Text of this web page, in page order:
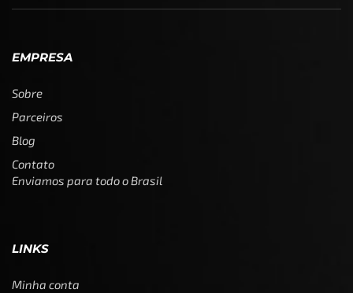
EMPRESA
Sobre
Parceiros
Blog
Contato
Enviamos para todo o Brasil
LINKS
Minha conta